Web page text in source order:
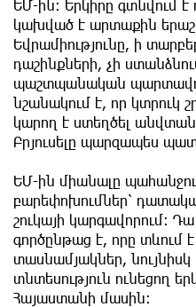
ԵՄ-ին։ Երկիրը գտնվում
կախված է արտաքին
Եվրամիությունը, ի
դաշինքների, չի
պաշտպանական
նշանակում է, որ կտրուկ
կարող է ստեղծել
Բրյուսելը պարզապես
ԵՄ-ին միանալը
բարեփոխումներ՝
շուկայի կարգավորում։
գործընթաց է, որը տևում
տասնամյակներ, նույնիսկ
տնտեսություն ունեցող
Հայաստանի մասին։